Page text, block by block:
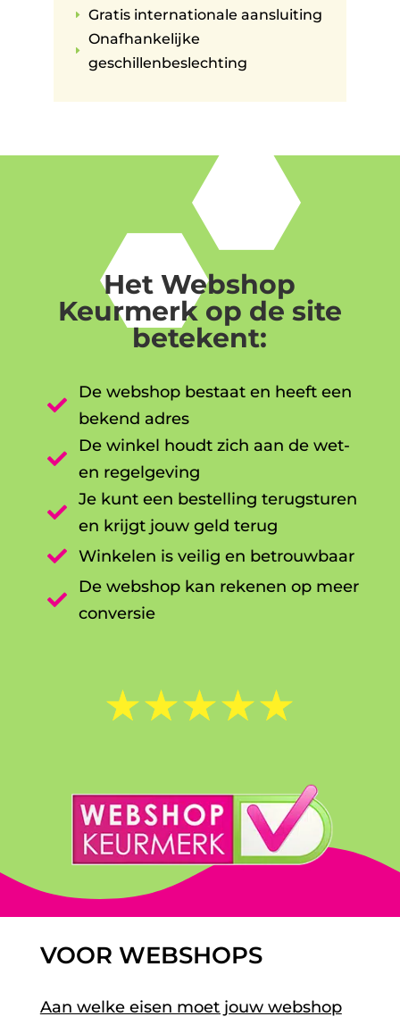
E Gratis internationale aansluiting
E
Onafhankelijke
geschillenbeslechting
Het Webshop
Keurmerk op de site
betekent:

De webshop bestaat en heeft een
bekend adres

De winkel houdt zich aan de wet-
en regelgeving

Je kunt een bestelling terugsturen
en krijgt jouw geld terug

Winkelen is veilig en betrouwbaar

De webshop kan rekenen op meer
conversie
☆☆☆☆☆
VOOR WEBSHOPS
Aan welke eisen moet jouw webshop